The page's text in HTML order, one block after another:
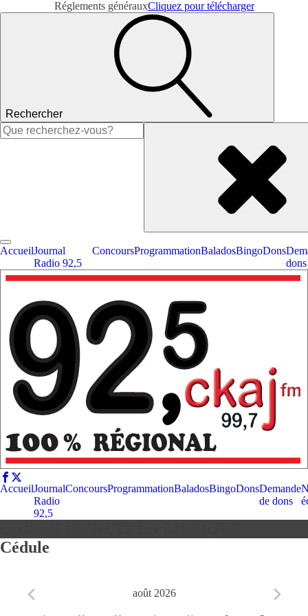
Réglements générauxCliquez pour télécharger
Rechercher
Rechercher :
AccueilJournal
Radio 92,5
ConcoursProgrammationBaladosBingoDons
dons
AccueilJournal
Radio
92,5
ConcoursProgrammationBaladosBingoDonsDemande
de dons
Cédule
août 2026